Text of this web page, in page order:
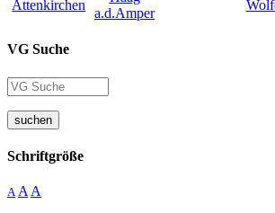
VG Suche
suchen
Schriftgröße
A A A